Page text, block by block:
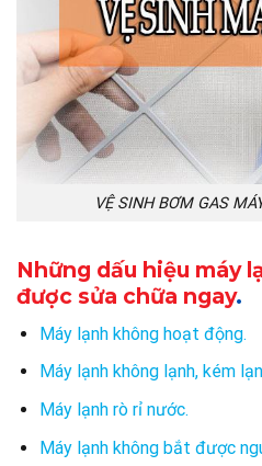
VỆ SINH BƠM GAS
Những dấu hiệu máy
được sửa chữa ngay.
Máy lạnh không hoạt động.
Máy lạnh không lạnh, kém
Máy lạnh rò rỉ nước.
Máy lạnh không bắt được